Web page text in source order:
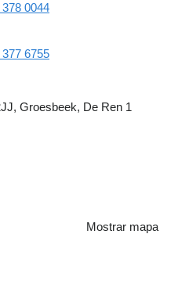
0044
6755
Groesbeek, De Ren 1
Mostrar mapa